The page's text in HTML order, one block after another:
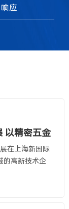
应
以精密五金
在上海新国际
的高新技术企
机器人、高端